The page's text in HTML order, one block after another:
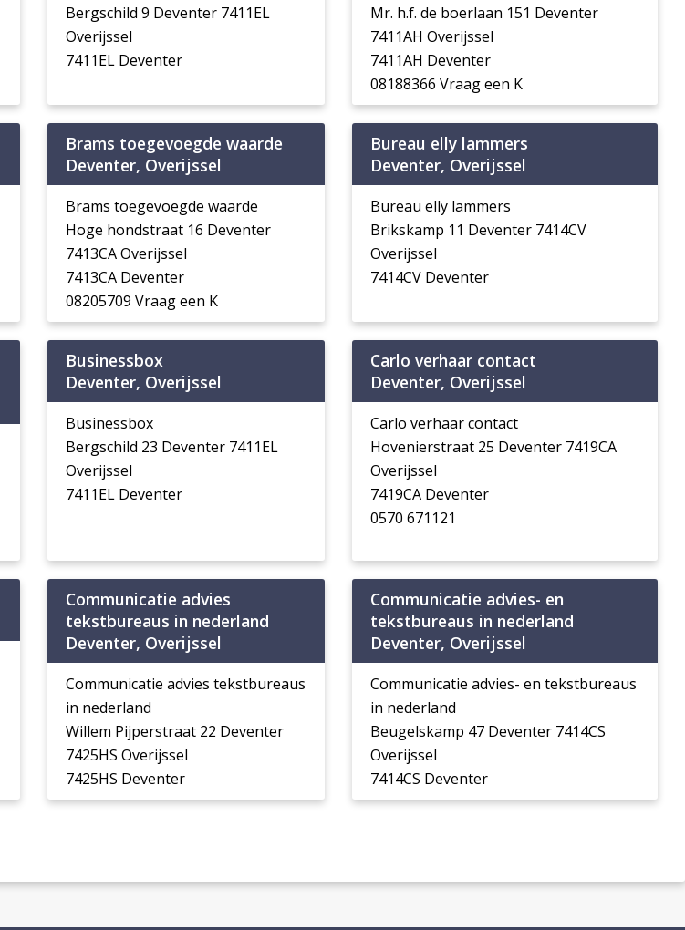
Bergschild 9 Deventer 7411EL
Overijssel
7411EL Deventer
Mr. h.f. de boerlaan 151 Deventer
7411AH Overijssel
7411AH Deventer
08188366 Vraag een K
Brams toegevoegde waarde
Deventer, Overijssel
Brams toegevoegde waarde
Hoge hondstraat 16 Deventer
7413CA Overijssel
7413CA Deventer
08205709 Vraag een K
Bureau elly lammers
Deventer, Overijssel
Bureau elly lammers
Brikskamp 11 Deventer 7414CV
Overijssel
7414CV Deventer
Businessbox
Deventer, Overijssel
Businessbox
Bergschild 23 Deventer 7411EL
Overijssel
7411EL Deventer
Carlo verhaar contact
Deventer, Overijssel
Carlo verhaar contact
Hovenierstraat 25 Deventer 7419CA
Overijssel
7419CA Deventer
0570 671121
Communicatie advies
tekstbureaus in nederland
Deventer, Overijssel
Communicatie advies tekstbureaus
in nederland
Willem Pijperstraat 22 Deventer
7425HS Overijssel
7425HS Deventer
Communicatie advies- en
tekstbureaus in nederland
Deventer, Overijssel
Communicatie advies- en tekstbureaus
in nederland
Beugelskamp 47 Deventer 7414CS
Overijssel
7414CS Deventer